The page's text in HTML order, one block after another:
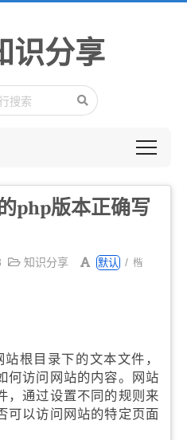
识分享
php版本正确写
知识分享 默认 / 楷
根目录下的文本文件，
何访问网站的内容。网站
，通过设置不同的规则来
可以访问网站的特定页面